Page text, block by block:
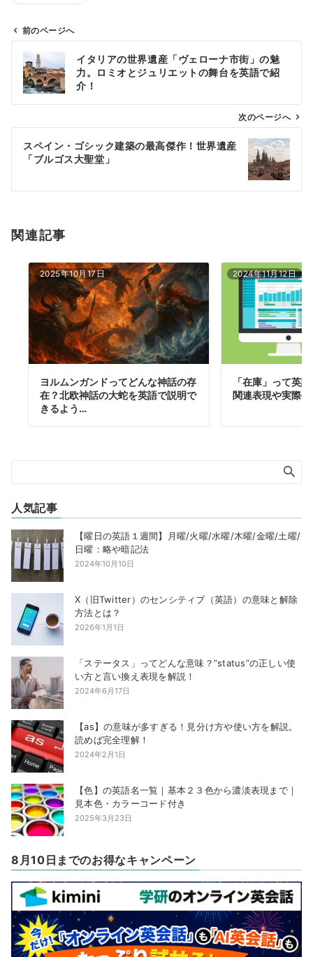
ン
前のページへ
イタリアの世界遺産「ヴェローナ市街」の魅
力。ロミオとジュリエットの舞台を英語で紹
介！
次のページへ
スペイン・ゴシック建築の最高傑作！世界遺産
「ブルゴス大聖堂」
関連記事
2025年10月17日
ヨルムンガンドってどんな神話の存
在？北欧神話の大蛇を英語で説明で
きるよう…
2024年11月12日
「在庫」って英
関連表現や実際
人気記事
【曜日の英語１週間】月曜/火曜/水曜/木曜/金曜/土曜/
日曜：略や暗記法
2024年10月10日
X（旧Twitter）のセンシティブ（英語）の意味と解除
方法とは？
2026年1月1日
「ステータス」ってどんな意味？”status”の正しい使
い方と言い換え表現を解説！
2024年6月17日
【as】の意味が多すぎる！見分け方や使い方を解説。
読めば完全理解！
2024年2月1日
【色】の英語名一覧｜基本２３色から濃淡表現まで｜
見本色・カラーコード付き
2025年3月23日
8月10日までのお得なキャンペーン